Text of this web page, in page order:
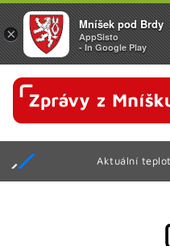
Aktuální
×
Mníšek pod Brdy
AppSisto
- In Google Play